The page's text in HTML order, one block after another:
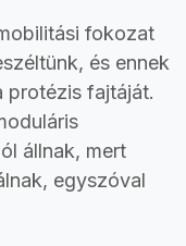
fokozat
és ennek
protézis fajtáját.
állnak, mert
egyszóval